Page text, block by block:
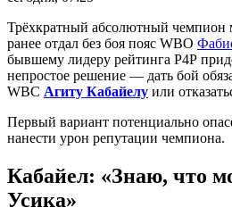
Трёхкратный абсолютный чемпион
ранее отдал без боя пояс WBO
бывшему лидеру рейтинга Р4Р
непростое решение — дать бой
WBC Агиту Кабайелу или
Первый вариант потенциально
нанести урон репутации чемпиона.
Кабайел: «Знаю, что
Усика»